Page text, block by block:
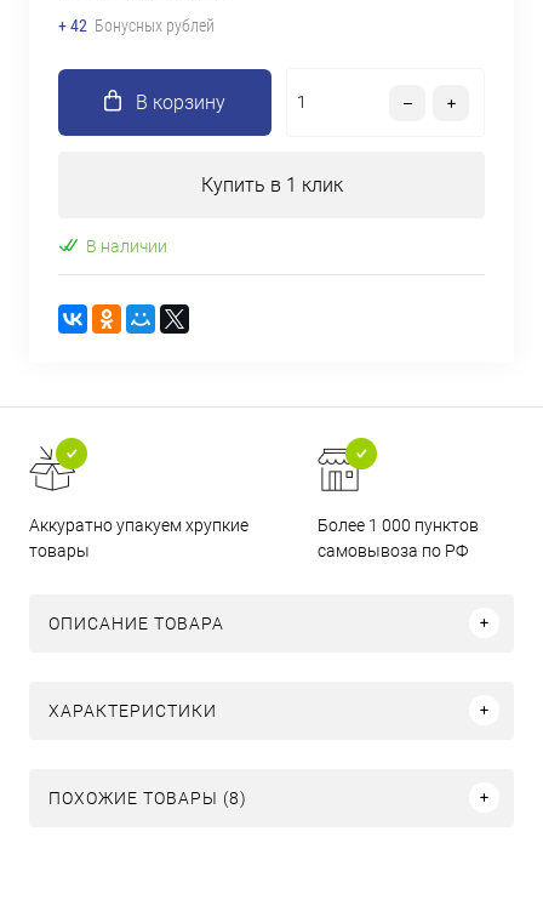
+ 42 Бонусных рублей
В корзину
Купить в 1 клик
В наличии
Аккуратно упакуем хрупкие
товары
Более 1 000 пунктов
самовывоза по РФ
ОПИСАНИЕ ТОВАРА
ХАРАКТЕРИСТИКИ
ПОХОЖИЕ ТОВАРЫ (8)